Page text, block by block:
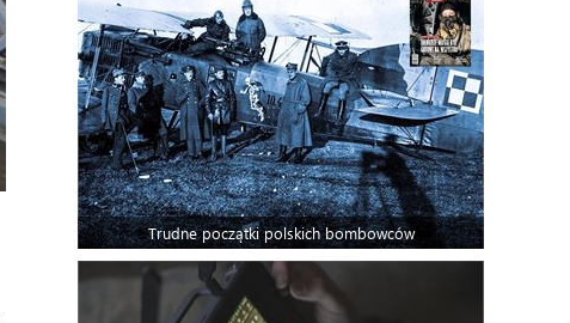
Trudne początki polskich bombowców